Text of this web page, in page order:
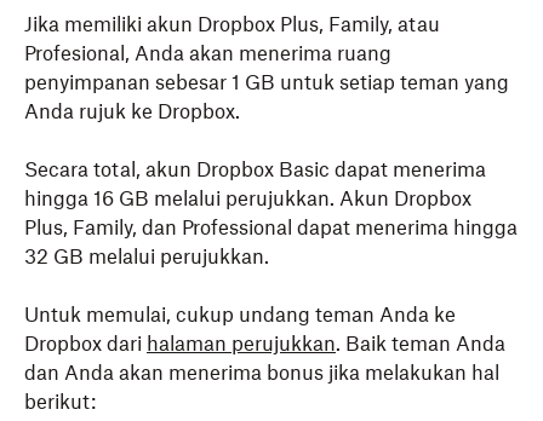
Jika memiliki akun Dropbox Plus, Family, atau
Profesional, Anda akan menerima ruang
penyimpanan sebesar 1 GB untuk setiap teman yang
Anda rujuk ke Dropbox.
Secara total, akun Dropbox Basic dapat menerima
hingga 16 GB melalui perujukkan. Akun Dropbox
Plus, Family, dan Professional dapat menerima hingga
32 GB melalui perujukkan.
Untuk memulai, cukup undang teman Anda ke
Dropbox dari halaman perujukkan. Baik teman Anda
dan Anda akan menerima bonus jika melakukan hal
berikut: